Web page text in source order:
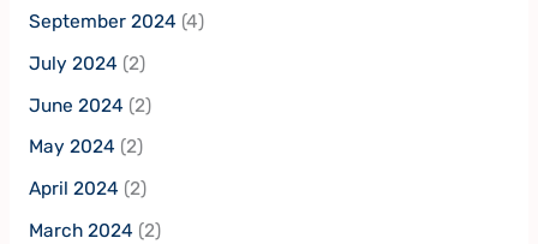
September 2024 (4)
July 2024 (2)
June 2024 (2)
May 2024 (2)
April 2024 (2)
March 2024 (2)